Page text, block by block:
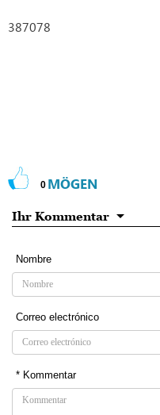
387078
0 MÖGEN
Ihr Kommentar
Nombre
Correo electrónico
* Kommentar